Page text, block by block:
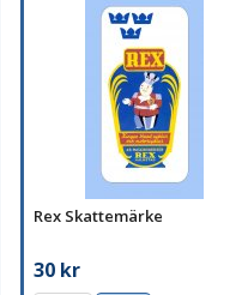
Rex Skattemärke
30 kr